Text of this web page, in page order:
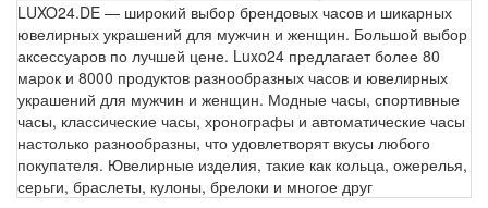
LUXO24.DE — широкий выбор брендовых часов и шикарных
ювелирных украшений для мужчин и женщин. Большой выбор
аксессуаров по лучшей цене. Luxo24 предлагает более 80
марок и 8000 продуктов разнообразных часов и ювелирных
украшений для мужчин и женщин. Модные часы, спортивные
часы, классические часы, хронографы и автоматические часы
настолько разнообразны, что удовлетворят вкусы любого
покупателя. Ювелирные изделия, такие как кольца, ожерелья,
серьги, браслеты, кулоны, брелоки и многое друг